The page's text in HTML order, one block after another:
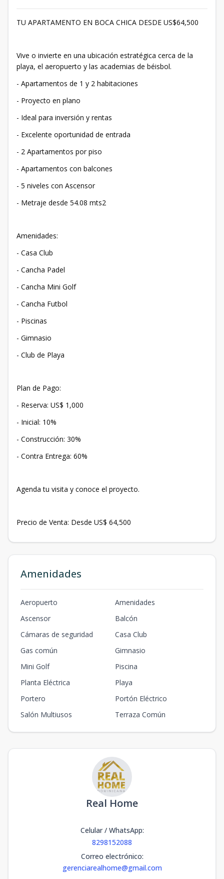
TU APARTAMENTO EN BOCA CHICA DESDE US$64,500
Vive o invierte en una ubicación estratégica cerca de la
playa, el aeropuerto y las academias de béisbol.
- Apartamentos de 1 y 2 habitaciones
- Proyecto en plano
- Ideal para inversión y rentas
- Excelente oportunidad de entrada
- 2 Apartamentos por piso
- Apartamentos con balcones
- 5 niveles con Ascensor
- Metraje desde 54.08 mts2
Amenidades:
- Casa Club
- Cancha Padel
- Cancha Mini Golf
- Cancha Futbol
- Piscinas
- Gimnasio
- Club de Playa
Plan de Pago:
- Reserva: US$ 1,000
- Inicial: 10%
- Construcción: 30%
- Contra Entrega: 60%
Agenda tu visita y conoce el proyecto.
Precio de Venta: Desde US$ 64,500
Amenidades
Aeropuerto
Amenidades
Ascensor
Balcón
Cámaras de seguridad
Casa Club
Gas común
Gimnasio
Mini Golf
Piscina
Planta Eléctrica
Playa
Portero
Portón Eléctrico
Salón Multiusos
Terraza Común
Real Home
Celular / WhatsApp:
8298152088
Correo electrónico:
gerenciarealhome@gmail.com